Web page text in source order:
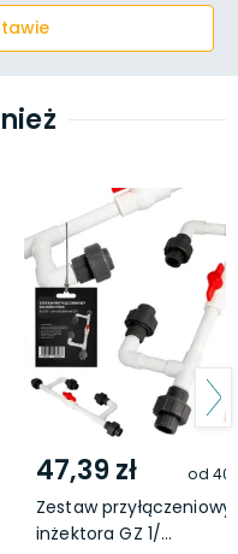
47,39 zł od
Zestaw przyłączeniowy
inżektora GZ 1/...